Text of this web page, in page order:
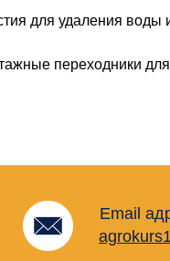
для удаления воды
переходники
Email